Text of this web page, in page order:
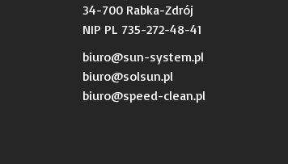
34-700 Rabka-Zdrój
NIP PL 735-272-48-41
biuro@sun-system.pl
biuro@solsun.pl
biuro@speed-clean.pl